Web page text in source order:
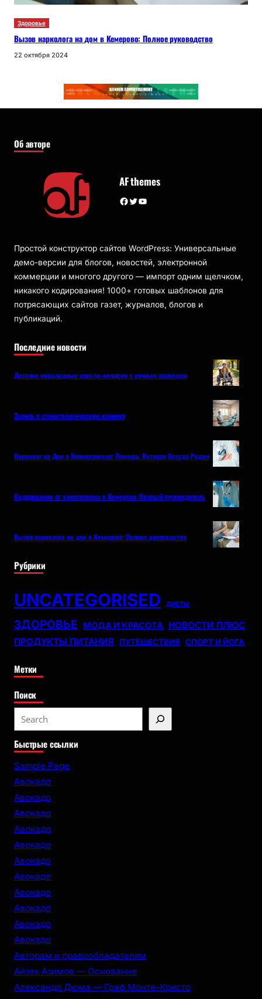
Здоровье
Вызов нарколога на дом в Кемерово: Полное руководство
22 октября 2024
Об авторе
AF themes
Facebook Twitter YouTube
Простой конструктор сайтов WordPress: Универсальные
демо-версии для блогов, новостей, электронной
коммерции и многого другого — импорт одним щелчком,
никакого кодирования! 1000+ готовых шаблонов для
потрясающих сайтов газет, журналов, блогов и
публикаций.
Последние новости
Детские инвалидные кресла-коляски с ручным приводом
Запись в стоматологическую клинику
Нарколог на Дом в Новокузнецке: Помощь, Которая Всегда Рядом
Кодирование от алкоголизма в Кемерово: Полный путеводитель
Вызов нарколога на дом в Кемерово: Полное руководство
Рубрики
UNCATEGORISED ДИЕТЫ
ЗДОРОВЬЕ МОДА И КРАСОТА НОВОСТИ ПЛЮС
ПРОДУКТЫ ПИТАНИЯ
ПУТЕШЕСТВИЯ СПОРТ И ЙОГА
Метки
Поиск
e
a
r
Быстрые ссылки
Sample Page
Авокадо
Авокадо
Авокадо
Авокадо
Авокадо
Авокадо
Авокадо
Авокадо
Авокадо
Авокадо
Авокадо
Авторам и правообладателям
Айзек Азимов — Основание
Александр Дюма — Граф Монте-Кристо